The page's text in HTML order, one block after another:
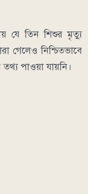
যে তিন শিশুর মৃত্যু
গেলেও নিশ্চিতভাবে
পাওয়া যায়নি।